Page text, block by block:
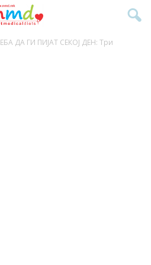
ДА ГИ ПИЈАТ СЕКОЈ ДЕН: Три